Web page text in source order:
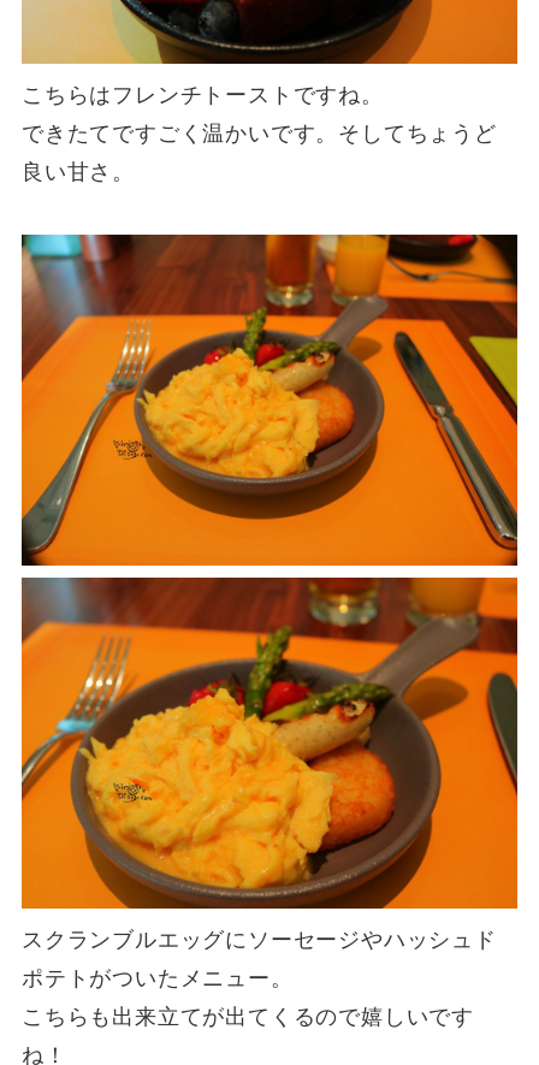
こちらはフレンチトーストですね。
できたてですごく温かいです。そしてちょうど
良い甘さ。
スクランブルエッグにソーセージやハッシュド
ポテトがついたメニュー。
こちらも出来立てが出てくるので嬉しいです
ね！